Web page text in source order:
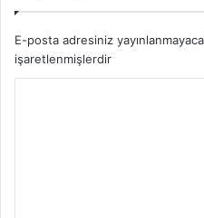
E-posta adresiniz
işaretlenmişlerdir